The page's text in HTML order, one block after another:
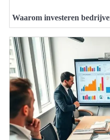
Waarom investeren